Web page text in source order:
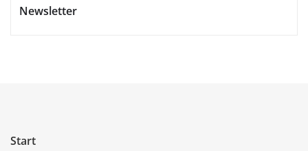
Newsletter
Start